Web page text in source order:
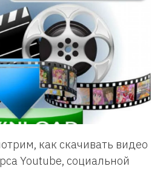
как скачивать видео
Youtube, социальной